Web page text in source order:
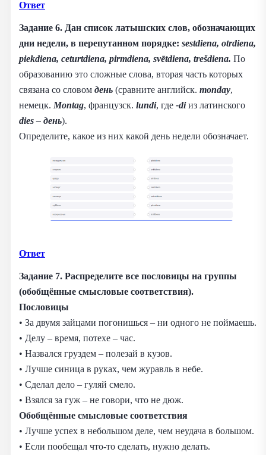
Ответ
Задание 6. Дан список латышских слов, обозначающих
дни недели, в перепутанном порядке: sestdiena, otrdiena,
piekdiena, ceturtdiena, pirmdiena, svētdiena, trešdiena. По
образованию это сложные слова, вторая часть которых
связана со словом день (сравните английск. monday,
немецк. Montag, французск. lundi, где -diиз латинского
dies – день).
Определите, какое из них какой день недели обозначает.
Ответ
Задание 7. Распределите все пословицы на группы
(обобщённые смысловые соответствия).
Пословицы
• За двумя зайцами погонишься – ни одного не поймаешь.
• Делу – время, потехе – час.
• Назвался груздем – полезай в кузов.
• Лучше синица в руках, чем журавль в небе.
• Сделал дело – гуляй смело.
• Взялся за гуж – не говори, что не дюж.
Обобщённые смысловые соответствия
• Лучше успех в небольшом деле, чем неудача в большом.
• Если пообещал что-то сделать, нужно делать.